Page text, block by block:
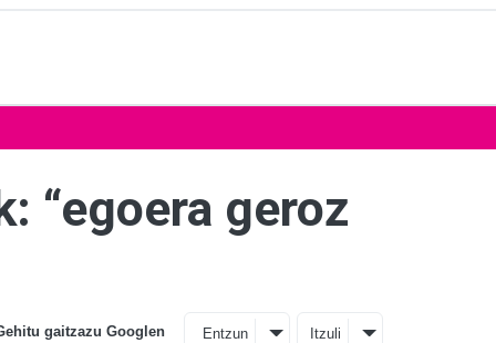
“egoera geroz
gaitzazu Googlen Entzun Itzuli